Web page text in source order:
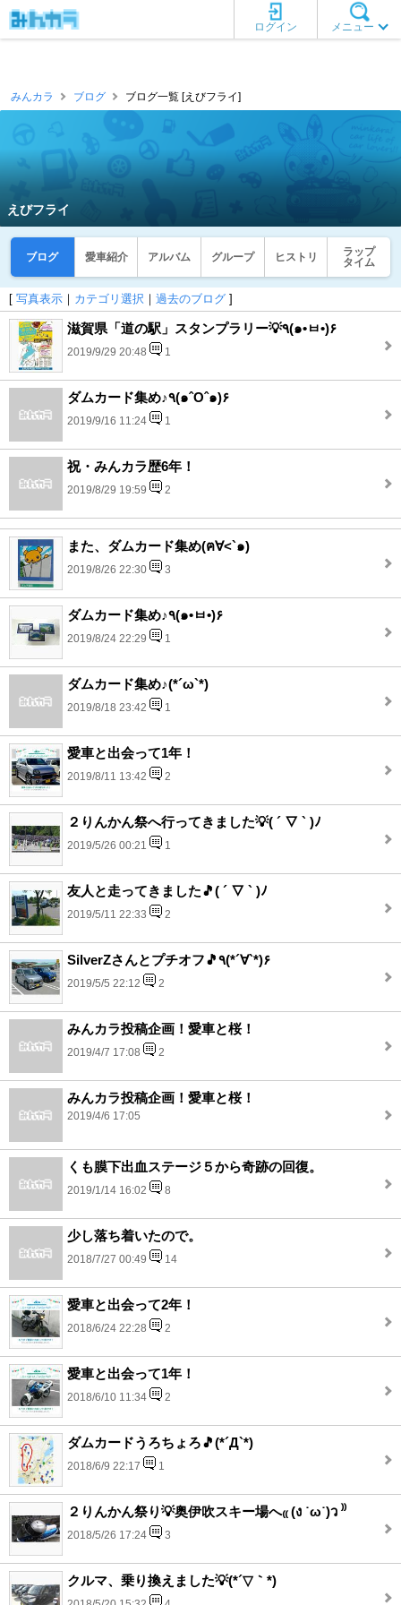
メニュー
ログイン
みんカラ ブログ ブログ一覧 [えびフライ]
えびフライ
ブログ 愛車紹介 アルバム グループ ヒストリ
ラップ
タイム
[ 写真表示 ｜ カテゴリ選択 ｜ 過去のブログ ]
滋賀県「道の駅」スタンプラリー💡٩(๑•ㅂ•)۶
2019/9/29 20:48 1
ダムカード集め♪٩(๑ˆOˆ๑)۶
2019/9/16 11:24 1
祝・みんカラ歴6年！
2019/8/29 19:59 2
また、ダムカード集め(ฅ∀<`๑)
2019/8/26 22:30 3
ダムカード集め♪٩(๑•ㅂ•)۶
2019/8/24 22:29 1
ダムカード集め♪(*´ω`*)
2019/8/18 23:42 1
愛車と出会って1年！
2019/8/11 13:42 2
２りんかん祭へ行ってきました💡( ´ ▽ ` )ﾉ
2019/5/26 00:21 1
友人と走ってきました🎵( ´ ▽ ` )ﾉ
2019/5/11 22:33 2
SilverZさんとプチオフ🎵٩(*´∀`*)۶
2019/5/5 22:12 2
みんカラ投稿企画！愛車と桜！
2019/4/7 17:08 2
みんカラ投稿企画！愛車と桜！
2019/4/6 17:05
くも膜下出血ステージ５から奇跡の回復。
2019/1/14 16:02 8
少し落ち着いたので。
2018/7/27 00:49 14
愛車と出会って2年！
2018/6/24 22:28 2
愛車と出会って1年！
2018/6/10 11:34 2
ダムカードうろちょろ🎵(*´Д`*)
2018/6/9 22:17 1
２りんかん祭り💡奥伊吹スキー場へ₍₍ (ง ˙ω˙)ว ⁾⁾
2018/5/26 17:24 3
クルマ、乗り換えました💡(*´▽｀*)